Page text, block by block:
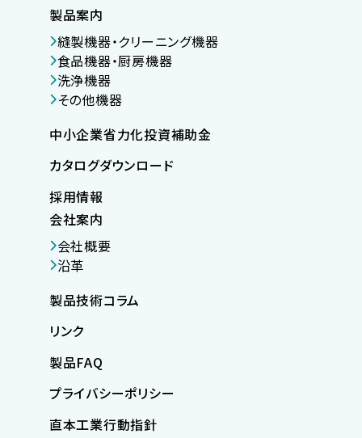
製品案内
縫製機器・クリーニング機器
食品機器・厨房機器
洗浄機器
その他機器
中小企業省力化投資補助金
カタログダウンロード
採用情報
会社案内
会社概要
沿革
製品技術コラム
リンク
製品FAQ
プライバシーポリシー
直本工業行動指針